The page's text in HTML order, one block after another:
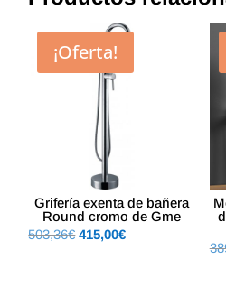
¡Oferta!
Grifería exenta de bañera
Round cromo de Gme
503,36€ El
415,00€El